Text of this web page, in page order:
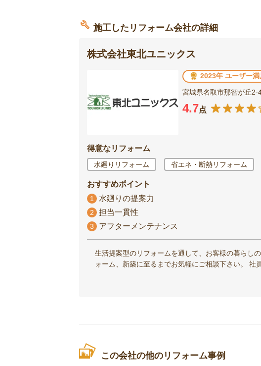
施工したリフォーム会社の詳細
株式会社東北ユニックス
2023年 ユーザー
宮城県名取市那智が丘2-
4.7点
得意なリフォーム
水廻りリフォーム 省エネ・断熱リフォーム
おすすめポイント
1 水廻りの提案力
2 担当一貫性
3 アフターメンテナンス
生活提案型のリフォームを通して、お客様の暮らし
ォーム、新築に至るまでお気軽にご相談下さい。 社
この会社の他のリフォーム事例